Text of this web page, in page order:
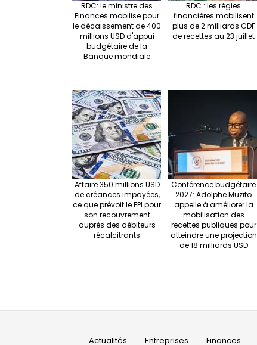
RDC: le ministre des
Finances mobilise pour
le décaissement de 400
millions USD d'appui
budgétaire de la
Banque mondiale
RDC : les régies
financières mobilisent
plus de 2 milliards CDF
de recettes au 23 juillet
Affaire 350 millions USD
de créances impayées,
ce que prévoit le FPI pour
son recouvrement
auprès des débiteurs
récalcitrants
Conférence budgétaire
2027: Adolphe Muzito
appelle à améliorer la
mobilisation des
recettes publiques pour
atteindre une projection
de 18 milliards USD
Actualités Entreprises Finances